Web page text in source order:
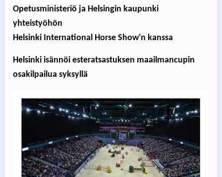
Opetusministeriö ja Helsingin kaupunki
yhteistyöhön
Helsinki International Horse Show'n kanssa
Helsinki isännöi esteratsastuksen maailmancupin
osakilpailua syksyllä